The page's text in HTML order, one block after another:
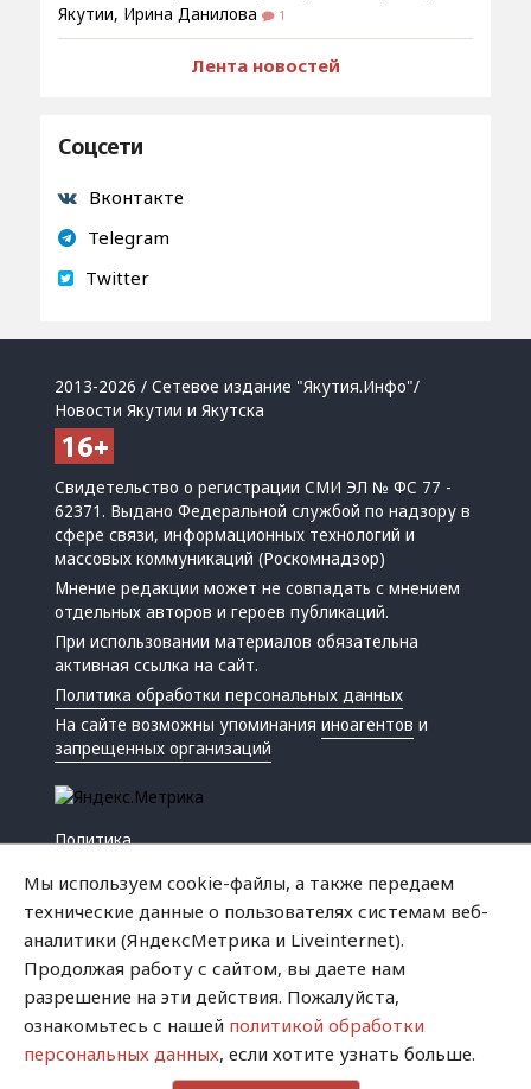
Якутии, Ирина Данилова
1
Лента новостей
Соцсети
Вконтакте
Telegram
Twitter
2013-2026 / Сетевое издание "Якутия.Инфо"/
Новости Якутии и Якутска
Свидетельство о регистрации СМИ ЭЛ № ФС 77 -
62371. Выдано Федеральной службой по надзору в
сфере связи, информационных технологий и
массовых коммуникаций (Роскомнадзор)
Мнение редакции может не совпадать с мнением
отдельных авторов и героев публикаций.
При использовании материалов обязательна
активная ссылка на сайт.
Политика обработки персональных данных
На сайте возможны упоминанияиноагентов и
запрещенных организаций
Политика
Криминал
Успех
Хватит это терпеть
Мы используем cookie-файлы, а также передаем
технические данные о пользователях системам веб-
аналитики (ЯндексМетрика и Liveinternet).
Продолжая работу с сайтом, вы даете нам
разрешение на эти действия. Пожалуйста,
ознакомьтесь с нашей политикой обработки
персональных данных, если хотите узнать больше.